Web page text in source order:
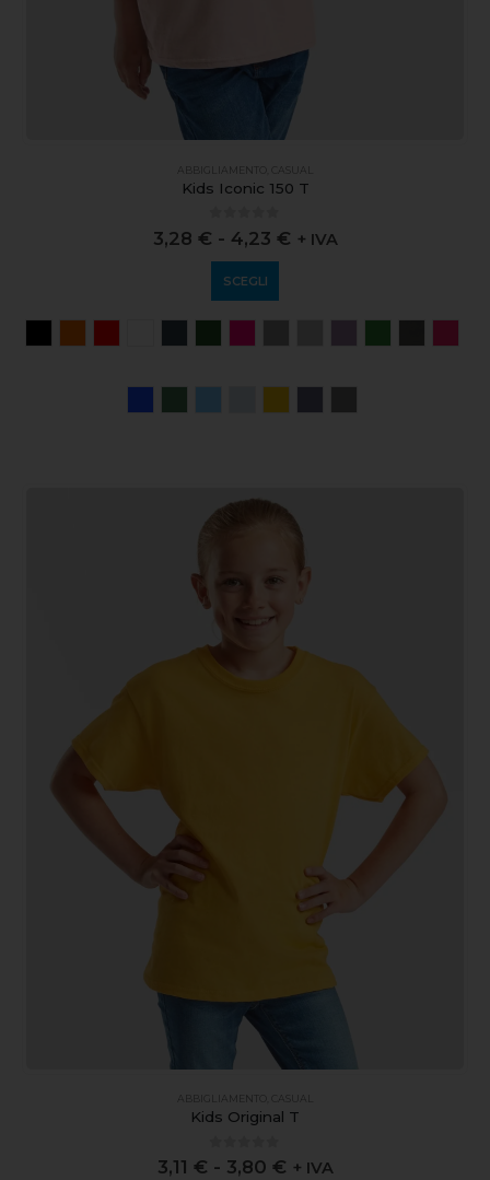
ABBIGLIAMENTO CASUAL
Kids Iconic 150 T
0 out of 5
3,28 € - 4,23 € + IVA
SCEGLI
ABBIGLIAMENTO CASUAL
Kids Original T
out of 5
3,11 € - 3,80 € + IVA